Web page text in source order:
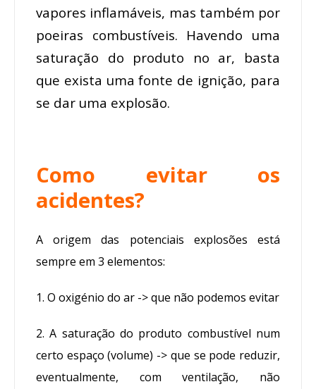
vapores inflamáveis, mas também por
poeiras combustíveis. Havendo uma
saturação do produto no ar, basta
que exista uma fonte de ignição, para
se dar uma explosão.
Como evitar os
acidentes?
A origem das potenciais explosões está
sempre em 3 elementos:
1. O oxigénio do ar -> que não podemos evitar
2. A saturação do produto combustível num
certo espaço (volume) -> que se pode reduzir,
eventualmente, com ventilação, não